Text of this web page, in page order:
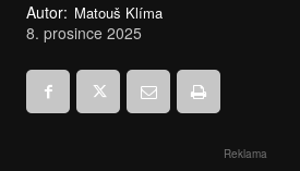
Autor: Matouš Klíma
8. prosince 2025
Reklama